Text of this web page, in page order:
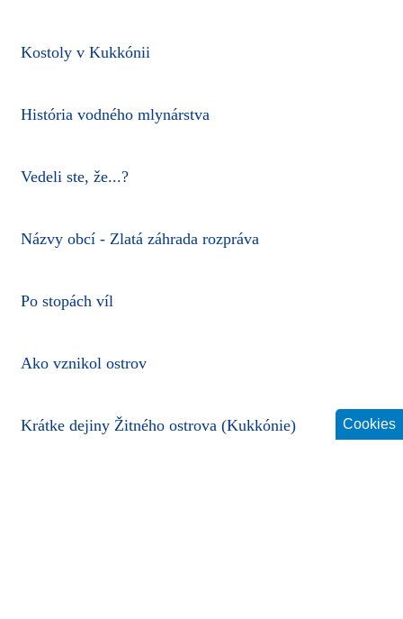
Cookies
Kostoly v Kukkónii
História vodného mlynárstva
Vedeli ste, že...?
Názvy obcí - Zlatá záhrada rozpráva
Po stopách víl
Ako vznikol ostrov
Krátke dejiny Žitného ostrova (Kukkónie)